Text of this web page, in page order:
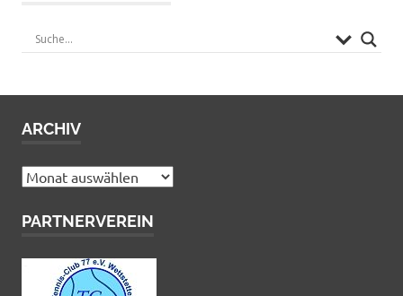
ARCHIV
Archiv
PARTNERVEREIN